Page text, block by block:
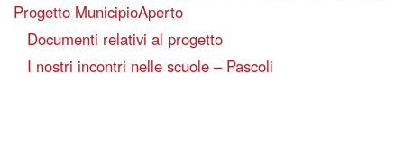
Progetto MunicipioAperto
Documenti relativi al progetto
I nostri incontri nelle scuole – Pascoli